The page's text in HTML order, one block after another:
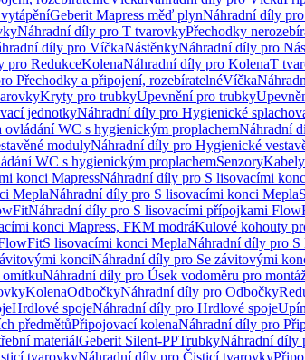
Geberit Mapress měď plynNáhradní díly
Náhradní díly pro T tvarovkyPřechodky
díly pro VíčkaNástěnkyNáhradní díly pro
pro RedukceKolenaNáhradní díly pro KolenaT
Přechodky a připojení, rozebíratelnéVíčka
Kryty pro trubkyUpevnění pro trubky
jednotkyNáhradní díly pro Hygienické
ovládání WC s hygienickým proplachemNáhradní
modulyNáhradní díly pro Hygienické
WC s hygienickým proplachemSenzoryKabely
konci MapressNáhradní díly pro S lisovacími
MeplaNáhradní díly pro S lisovacími konci Mepla
Náhradní díly pro S lisovacími přípojkami
konci Mapress, FKM modráKulové kohouty
S lisovacími konci MeplaNáhradní díly pro
konciNáhradní díly pro Se závitovými
omítkuNáhradní díly pro Úsek vodoměru pro
KolenaOdbočkyNáhradní díly pro Odbočky
Hrdlové spojeNáhradní díly pro Hrdlové spoje
předmětůPřipojovací kolenaNáhradní díly pro
materiálGeberit Silent-PPTrubkyNáhradní díly
tvarovkyNáhradní díly pro Čisticí tvarovky